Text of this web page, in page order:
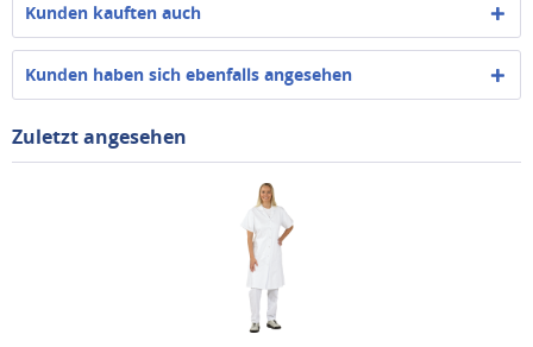
Kunden kauften auch
Kunden haben sich ebenfalls angesehen
Zuletzt angesehen